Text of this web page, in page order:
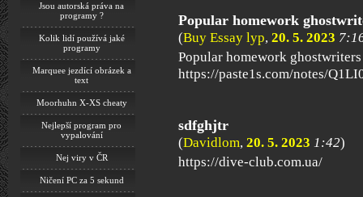
Jsou autorská práva na
programy ?
Kolik lidí používá jaké
programy
Marquee jezdící obrázek a
text
Moorhuhn X-XS cheaty
Nejlepší program pro
vypalování
Nej viry v ČR
Ničení PC za 5 sekund
Popular homework
(Buy Essay lyp, 20. 5. 2023
Popular homework
https://paste1s.com/notes/
sdfghjtr
(Davidlom, 20. 5. 2023 1:42)
https://dive-club.com.ua/